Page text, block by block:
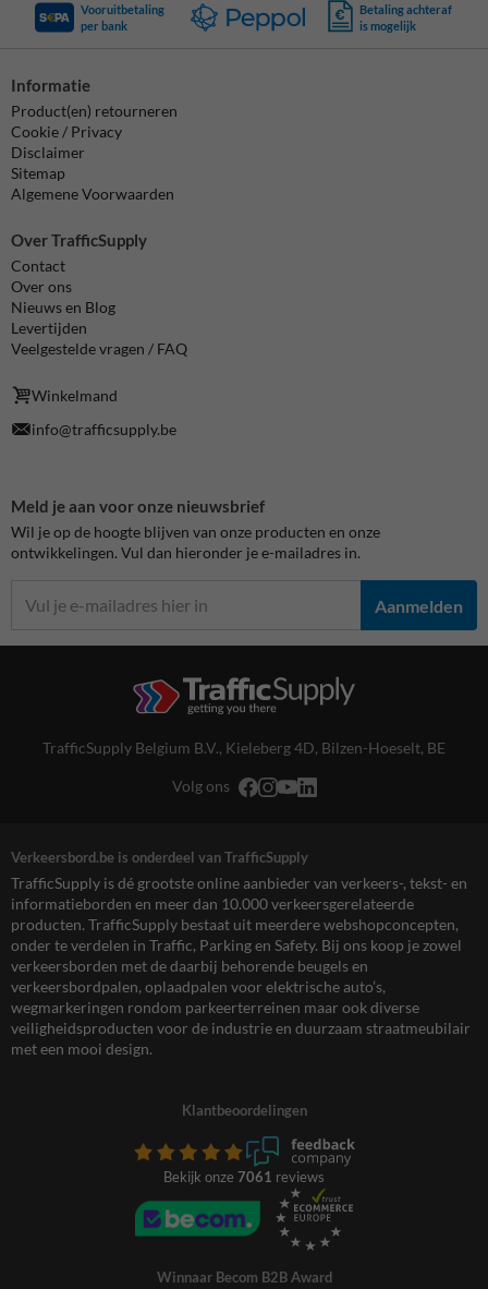
Vooruitbetaling
per bank
Betaling achteraf
is mogelijk
Informatie
Product(en) retourneren
Cookie / Privacy
Disclaimer
Sitemap
Algemene Voorwaarden
Over TrafficSupply
Contact
Over ons
Nieuws en Blog
Levertijden
Veelgestelde vragen / FAQ
Winkelmand
info@trafficsupply.be
Meld je aan voor onze nieuwsbrief
Wil je op de hoogte blijven van onze producten en onze
ontwikkelingen. Vul dan hieronder je e-mailadres in.
Aanmelden
TrafficSupply Belgium B.V., Kieleberg 4D, Bilzen-Hoeselt, BE
Volg ons
Verkeersbord.be is onderdeel van TrafficSupply
TrafficSupply is dé grootste online aanbieder van verkeers-, tekst- en
informatieborden en meer dan 10.000 verkeersgerelateerde
producten. TrafficSupply bestaat uit meerdere webshopconcepten,
onder te verdelen in Traffic, Parking en Safety. Bij ons koop je zowel
verkeersborden met de daarbij behorende beugels en
verkeersbordpalen, oplaadpalen voor elektrische auto’s,
wegmarkeringen rondom parkeerterreinen maar ook diverse
veiligheidsproducten voor de industrie en duurzaam straatmeubilair
met een mooi design.
Klantbeoordelingen
Bekijk onze 7061 reviews
Winnaar Becom B2B Award